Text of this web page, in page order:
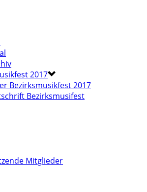
2017
Bezirksmusikfest 2017
Bezirksmusifest
Mitglieder